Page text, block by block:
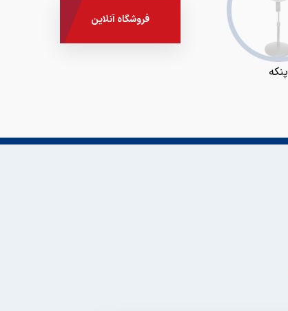
پنکه
فروشگاه آنلاین